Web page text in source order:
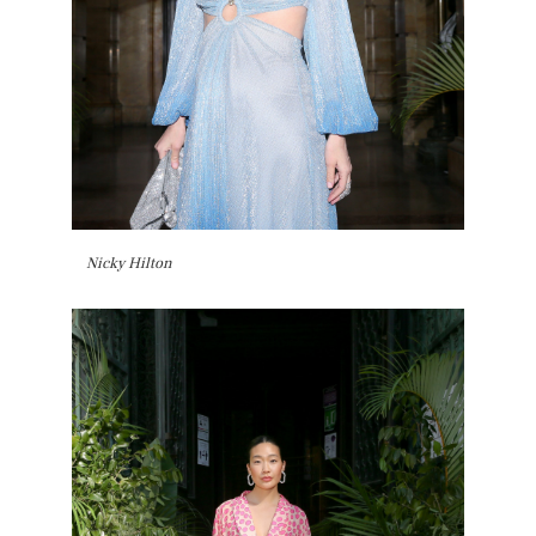
Nicky Hilton